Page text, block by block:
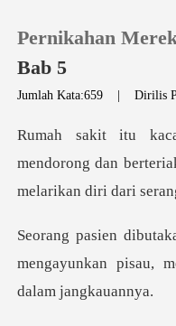
Pengisian Ulang
Riwayat
Keluar
Pernikahan
Bab 5
Jumlah Kata:659 |Dirilis
orong dan
mela
mengayunkan pisau,